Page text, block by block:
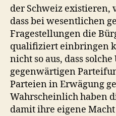
der Schweiz existieren,
dass bei wesentlichen
Fragestellungen die
qualifiziert einbringen
nicht so aus, dass
gegenwärtigen
Parteien in Erwägung
Wahrscheinlich haben
damit ihre eigene